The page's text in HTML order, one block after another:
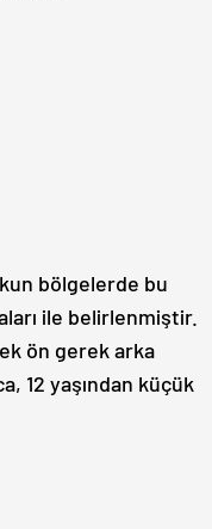
bölgelerde bu
ile belirlenmiştir.
ön gerek arka
12 yaşından küçük